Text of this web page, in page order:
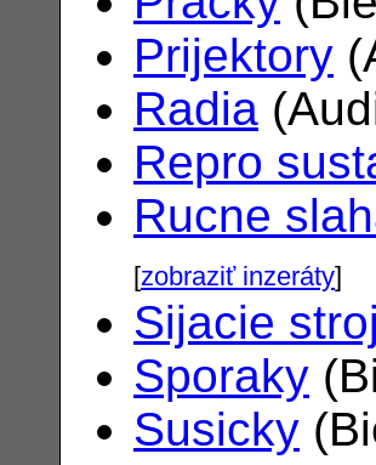
Prijektory
Radia
Repro
Rucne
[zobraziť inzeráty]
Sijacie
Sporaky
Susicky